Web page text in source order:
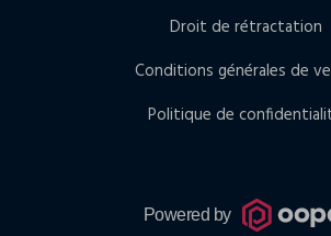
Droit de rétractation
Conditions générales de
Politique de
Powered by